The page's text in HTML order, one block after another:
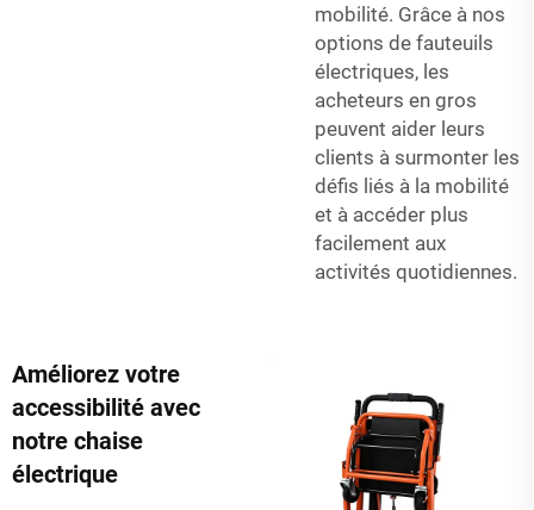
mobilité. Grâce à nos
options de fauteuils
électriques, les
acheteurs en gros
peuvent aider leurs
clients à surmonter les
défis liés à la mobilité
et à accéder plus
facilement aux
activités quotidiennes.
Améliorez votre
accessibilité avec
notre chaise
électrique